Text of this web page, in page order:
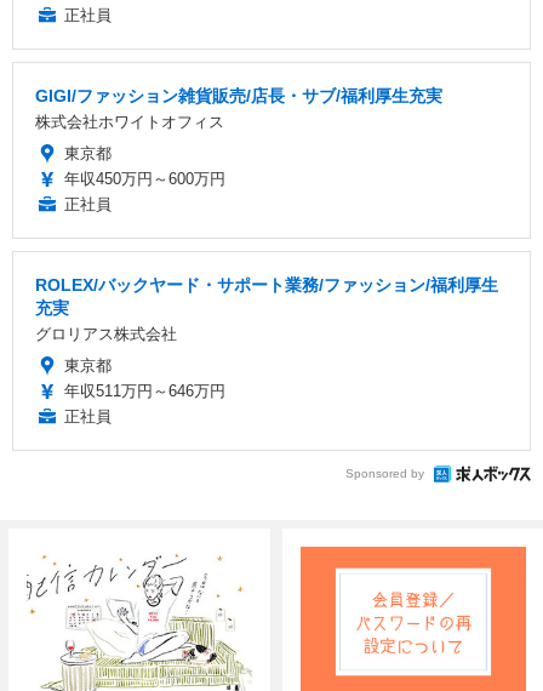
正社員
GIGI/ファッション雑貨販売/店長・サブ/福利厚生充実
株式会社ホワイトオフィス
東京都
年収450万円～600万円
正社員
ROLEX/バックヤード・サポート業務/ファッション/福利厚生
充実
グロリアス株式会社
東京都
年収511万円～646万円
正社員
Sponsored by